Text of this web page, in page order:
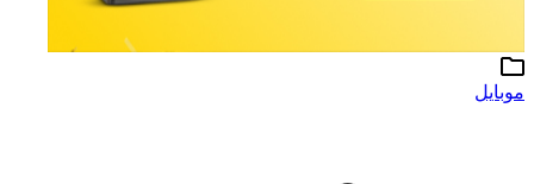
موبایل